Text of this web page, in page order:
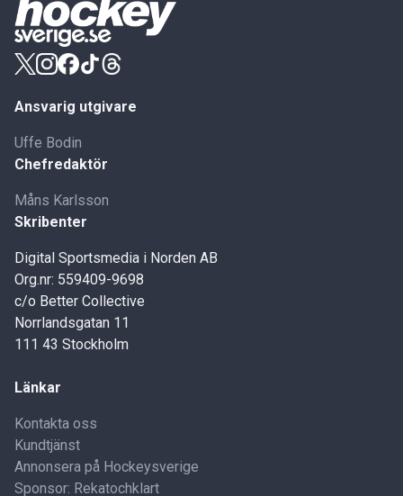
Ansvarig utgivare
Uffe Bodin
Chefredaktör
Måns Karlsson
Skribenter
Digital Sportsmedia i Norden AB
Org.nr: 559409-9698
c/o Better Collective
Norrlandsgatan 11
111 43 Stockholm
Länkar
Kontakta oss
Kundtjänst
Annonsera på Hockeysverige
Sponsor: Rekatochklart